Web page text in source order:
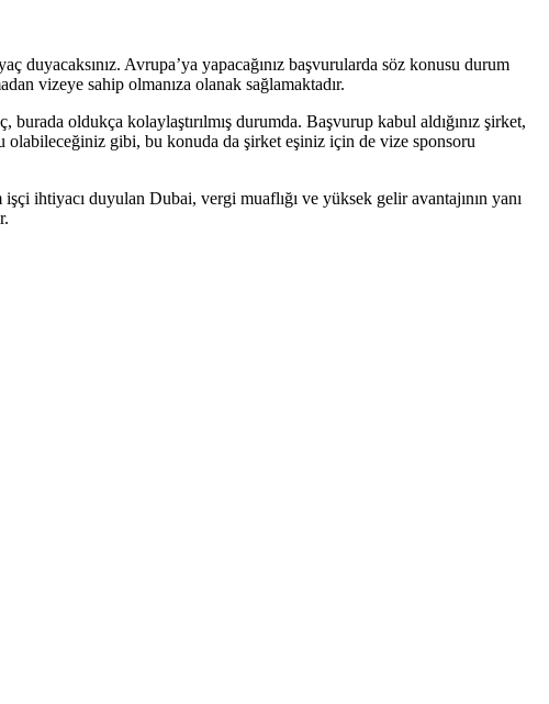
Avrupa’ya yapacağınız başvurularda söz konusu durum
vizeye sahip olmanıza olanak sağlamaktadır.
oldukça kolaylaştırılmış durumda. Başvurup kabul aldığınız şirket,
olabileceğiniz gibi, bu konuda da şirket eşiniz için de vize sponsoru
ihtiyacı duyulan Dubai, vergi muaflığı ve yüksek gelir avantajının yanı